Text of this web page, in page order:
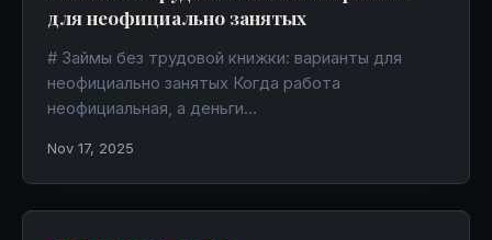
для неофициально занятых
# Займы без трудовой книжки: варианты для
неофициально занятых Когда работа
неофициальная, а деньги…
Nov 17, 2025